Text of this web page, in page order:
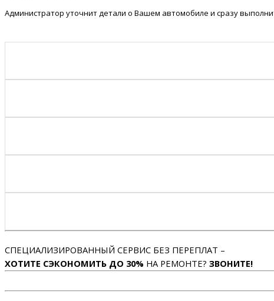
Администратор уточнит детали о Вашем автомобиле и сразу
СПЕЦИАЛИЗИРОВАННЫЙ СЕРВИС БЕЗ ПЕРЕПЛАТ –
ХОТИТЕ СЭКОНОМИТЬ ДО 30% НА РЕМОНТЕ? ЗВОНИТЕ!